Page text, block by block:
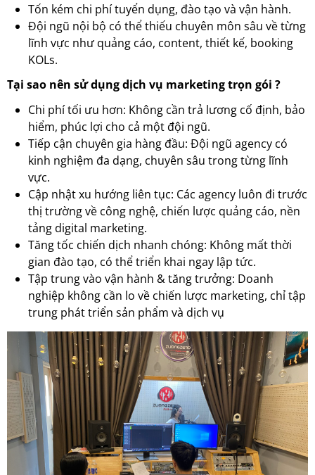
Tốn kém chi phí tuyển dụng, đào tạo và vận hành.
Đội ngũ nội bộ có thể thiếu chuyên môn sâu về từng
lĩnh vực như quảng cáo, content, thiết kế, booking
KOLs.
Tại sao nên sử dụng dịch vụ marketing trọn gói ?
Chi phí tối ưu hơn: Không cần trả lương cố định, bảo
hiểm, phúc lợi cho cả một đội ngũ.
Tiếp cận chuyên gia hàng đầu: Đội ngũ agency có
kinh nghiệm đa dạng, chuyên sâu trong từng lĩnh
vực.
Cập nhật xu hướng liên tục: Các agency luôn đi trước
thị trường về công nghệ, chiến lược quảng cáo, nền
tảng digital marketing.
Tăng tốc chiến dịch nhanh chóng: Không mất thời
gian đào tạo, có thể triển khai ngay lập tức.
Tập trung vào vận hành & tăng trưởng: Doanh
nghiệp không cần lo về chiến lược marketing, chỉ tập
trung phát triển sản phẩm và dịch vụ